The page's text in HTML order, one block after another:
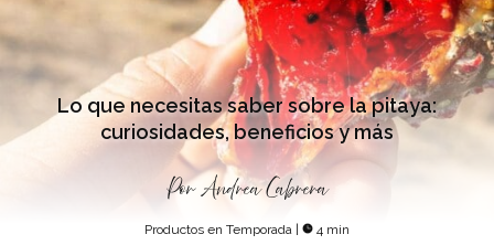
Lo que necesitas saber sobre la pitaya:
curiosidades, beneficios y más
Por Andrea Cabrera
Productos en Temporada | 4 min